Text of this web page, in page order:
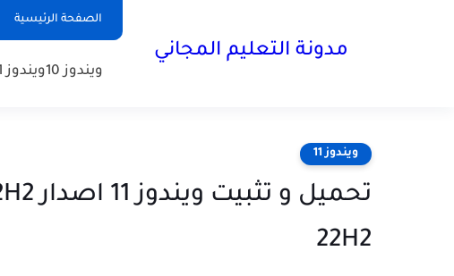
الصفحة الرئيسية
مدونة التعليم المجاني
ويندوز 10 ويندوز 11
ويندوز 11
22H2